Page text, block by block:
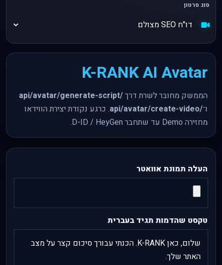
סוג סרטון
K-RANK AI Avatar
הממשק מחובר לשרת דרך/api/avatar/generate-script
ו־/api/avatar/create-video
. כרגע נקודת יצירת הווידאו
מחזירה Demo עד שתחבר D-ID / HeyGen.
העלה תמונת אוואטר
טקסט שהדמות תגיד בעברית